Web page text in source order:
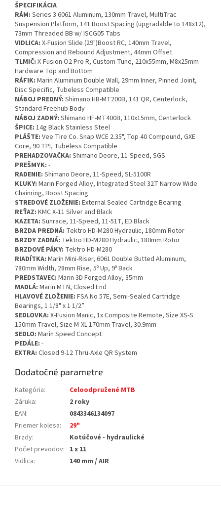
ŠPECIFIKÁCIA
RÁM: Series 3 6061 Aluminum, 130mm Travel, MultiTrac
Suspension Platform, 141 Boost Spacing (upgradable to 148x12),
73mm Threaded BB w/ ISCG05 Tabs
VIDLICA: X-Fusion Slide (29")Boost RC, 140mm Travel,
Compression and Rebound Adjustment, 44mm Offset
TLMIČ: X-Fusion O2 Pro R, Custom Tune, 210x55mm, M8x25mm
Hardware Top and Bottom
RÁFIK: Marin Aluminum Double Wall, 29mm Inner, Pinned Joint,
Disc Specific, Tubeless Compatible
NÁBOJ PREDNÝ: Shimano HB-MT200B, 141 QR, Centerlock,
Standard Freehub Body
NÁBOJ ZADNÝ: Shimano HF-MT400B, 110x15mm, Centerlock
ŠPICE: 14g Black Stainless Steel
PLÁŠTE: Vee Tire Co. Snap WCE 2.35", Top 40 Compound, GXE
Core, 90 TPI, Tubeless Compatible
PREHADZOVAČKA: Shimano Deore, 11-Speed, SGS
PREŠMYK: -
RADENIE: Shimano Deore, 11-Speed, SL-5100R
KĽUKY: Marin Forged Alloy, Integrated Steel 32T Narrow Wide
Chainring, Boost Spacing
STREDOVÉ ZLOŽENIE: External Sealed Cartridge Bearing
REŤAZ: KMC X-11 Silver and Black
KAZETA: Sunrace, 11-Speed, 11-51T, ED Black
BRZDA PREDNÁ: Tektro HD-M280 Hydraulic, 180mm Rotor
BRZDY ZADNÁ: Tektro HD-M280 Hydraulic, 180mm Rotor
BRZDOVÉ PÁKY: Tektro HD-M280
RIADÍTKA: Marin Mini-Riser, 6061 Double Butted Aluminum,
780mm Width, 28mm Rise, 5º Up, 9º Back
PREDSTAVEC: Marin 3D Forged Alloy, 35mm
MADLÁ: Marin MTN, Closed End
HLAVOVÉ ZLOŽENIE: FSA No 57E, Semi-Sealed Cartridge
Bearings, 1 1/8" x 1 1/2”
SEDLOVKA: X-Fusion Manic, 1x Composite Remote, Size XS-S
150mm Travel, Size M-XL 170mm Travel, 30.9mm
SEDLO: Marin Speed Concept
PEDÁLE: -
EXTRA: Closed 9-12 Thru-Axle QR System
Dodatočné parametre
Kategória:
Celoodpružené MTB
Záruka:
2 roky
EAN:
0843346134097
Priemer kolesa:
29"
Brzdy:
Kotúčové - hydraulické
Počet prevodov: 1 x 11
Vidlica: 140 mm / AIR